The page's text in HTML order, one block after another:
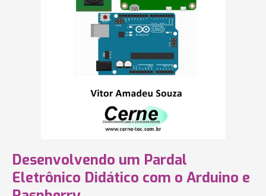
Desenvolvendo um Pardal
Eletrônico Didático com o Arduino e